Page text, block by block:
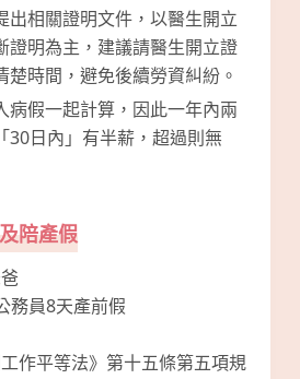
出相關證明文件，以醫生開立
證明為主，建議請醫生開立證
楚時間，避免後續勞資糾紛。
病假一起計算，因此一年內兩
30日內」有半薪，超過則無
陪產假
務員8天產前假
作平等法》第十五條第五項規